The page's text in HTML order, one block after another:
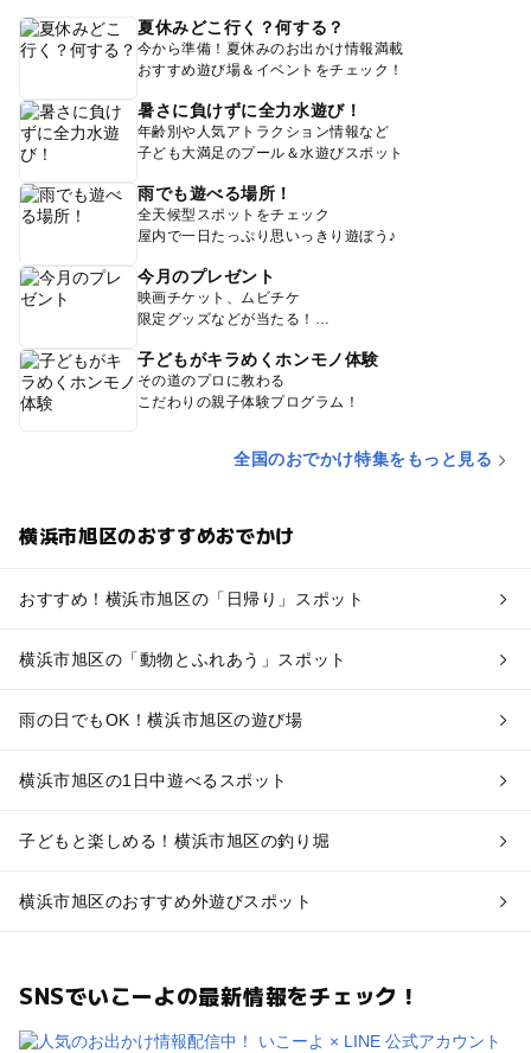
夏休みどこ行く？何する？
今から準備！夏休みのお出かけ情報満載
おすすめ遊び場＆イベントをチェック！
暑さに負けずに全力水遊び！
年齢別や人気アトラクション情報など
子ども大満足のプール＆水遊びスポット
雨でも遊べる場所！
全天候型スポットをチェック
屋内で一日たっぷり思いっきり遊ぼう♪
今月のプレゼント
映画チケット、ムビチケ
限定グッズなどが当たる！
子どもがキラめくホンモノ体験
その道のプロに教わる
こだわりの親子体験プログラム！
全国のおでかけ特集をもっと見る
横浜市旭区のおすすめおでかけ
おすすめ！横浜市旭区の「日帰り」スポット
横浜市旭区の「動物とふれあう」スポット
雨の日でもOK！横浜市旭区の遊び場
横浜市旭区の1日中遊べるスポット
子どもと楽しめる！横浜市旭区の釣り堀
横浜市旭区のおすすめ外遊びスポット
SNSでいこーよの最新情報をチェック！